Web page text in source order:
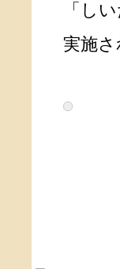
「し
実施さ